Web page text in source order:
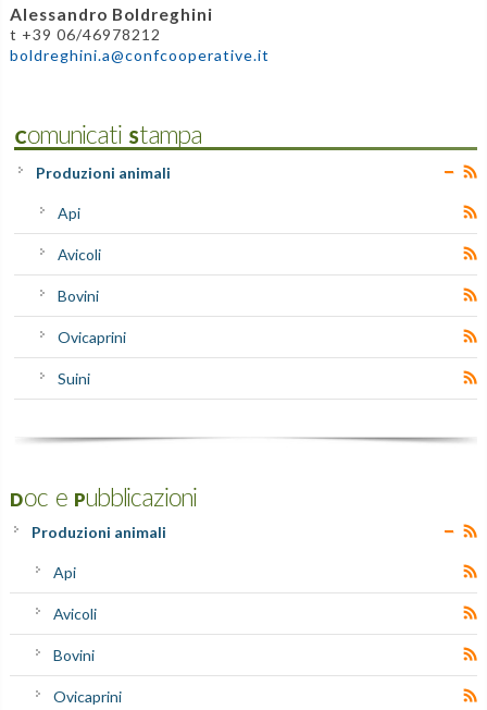
Alessandro Boldreghini
t +39 06/46978212
boldreghini.a@confcooperative.it
Comunicati Stampa
Produzioni animali
Api
Avicoli
Bovini
Ovicaprini
Suini
Doc e Pubblicazioni
Produzioni animali
Api
Avicoli
Bovini
Ovicaprini